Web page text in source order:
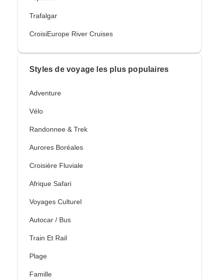
Trafalgar
CroisiEurope River Cruises
Styles de voyage les plus populaires
Adventure
Vélo
Randonnee & Trek
Aurores Boréales
Croisière Fluviale
Afrique Safari
Voyages Culturel
Autocar / Bus
Train Et Rail
Plage
Famille